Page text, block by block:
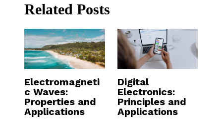
Related Posts
Electromagneti
c Waves:
Properties and
Applications
Digital
Electronics:
Principles and
Applications